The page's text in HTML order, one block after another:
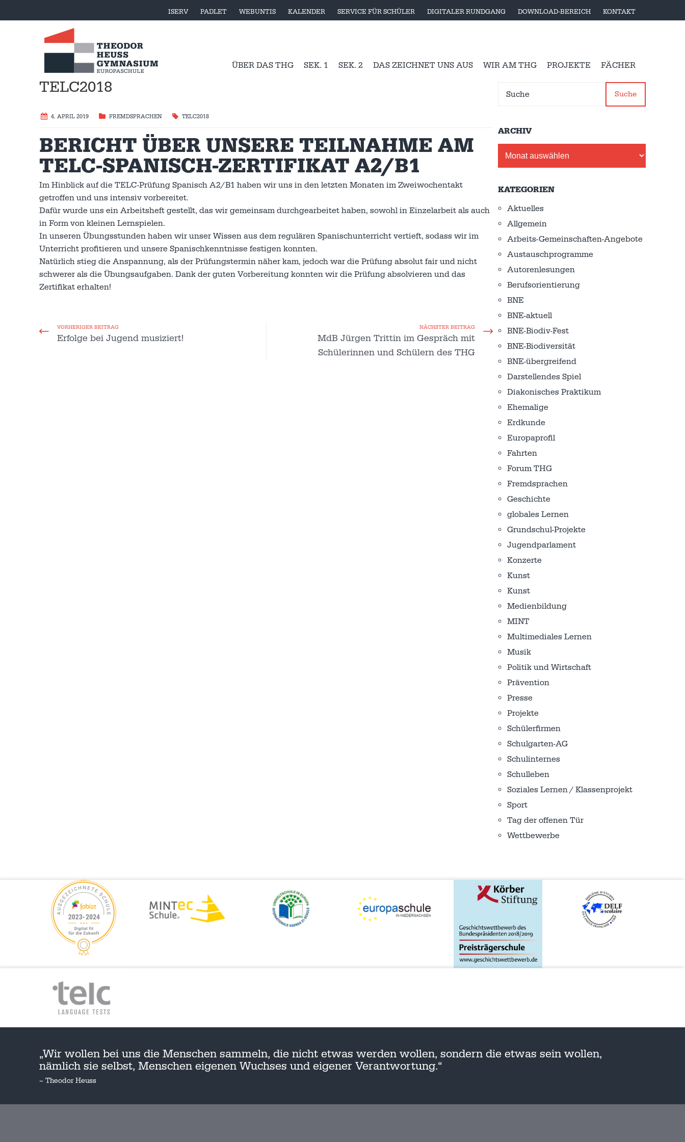
ISERV PADLET WEBUNTIS KALENDER SERVICE FÜR SCHÜLER DIGITALER RUNDGANG DOWNLOAD-BEREICH KONTAKT
ÜBER DAS THG SEK. 1 SEK. 2 DAS ZEICHNET UNS AUS WIR AM THG PROJEKTE FÄCHER
TELC2018
4. APRIL 2019 FREMDSPRACHEN TELC2018
BERICHT ÜBER UNSERE TEILNAHME AM
TELC-SPANISCH-ZERTIFIKAT A2/B1
Im Hinblick auf die TELC-Prüfung Spanisch A2/B1 haben wir uns in den letzten Monaten im Zweiwochentakt
getroffen und uns intensiv vorbereitet.
Dafür wurde uns ein Arbeitsheft gestellt, das wir gemeinsam durchgearbeitet haben, sowohl in Einzelarbeit als auch
in Form von kleinen Lernspielen.
In unseren Übungsstunden haben wir unser Wissen aus dem regulären Spanischunterricht vertieft, sodass wir im
Unterricht profitieren und unsere Spanischkenntnisse festigen konnten.
Natürlich stieg die Anspannung, als der Prüfungstermin näher kam, jedoch war die Prüfung absolut fair und nicht
schwerer als die Übungsaufgaben. Dank der guten Vorbereitung konnten wir die Prüfung absolvieren und das
Zertifikat erhalten!
VORHERIGER BEITRAG
Erfolge bei Jugend musiziert!
NÄCHSTER BEITRAG
MdB Jürgen Trittin im Gespräch mit
Schülerinnen und Schülern des THG
Suche
ARCHIV
KATEGORIEN
Aktuelles
Allgemein
Arbeits-Gemeinschaften-Angebote
Austausch­programme
Autorenlesungen
Berufsorientierung
BNE
BNE-aktuell
BNE-Biodiv-Fest
BNE-Biodiversität
BNE-übergreifend
Darstellendes Spiel
Diakonisches Praktikum
Ehemalige
Erdkunde
Europaprofil
Fahrten
Forum THG
Fremdsprachen
Geschichte
globales Lernen
Grundschul-Projekte
Jugendparlament
Konzerte
Kunst
Kunst
Medienbildung
MINT
Multimediales Lernen
Musik
Politik und Wirtschaft
Prävention
Presse
Projekte
Schülerfirmen
Schulgarten-AG
Schulinternes
Schulleben
Soziales Lernen / Klassenprojekt
Sport
Tag der offenen Tür
Wettbewerbe
„Wir wollen bei uns die Menschen sammeln, die nicht etwas werden wollen, sondern die etwas sein wollen,
nämlich sie selbst, Menschen eigenen Wuchses und eigener Verantwortung.“
– Theodor Heuss